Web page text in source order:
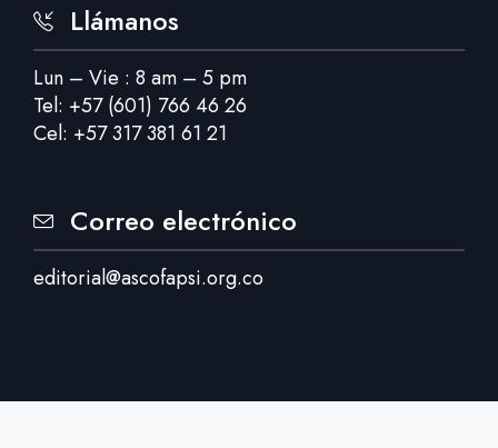
Llámanos
Lun – Vie : 8 am – 5 pm
Tel: +57 (601) 766 46 26
Cel: +57 317 381 61 21
Correo electrónico
editorial@ascofapsi.org.co